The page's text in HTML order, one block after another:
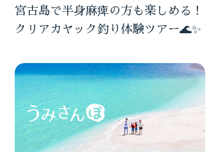
宮古島で半身麻痺の方も楽しめる！
クリアカヤック釣り体験ツアー🌊✨